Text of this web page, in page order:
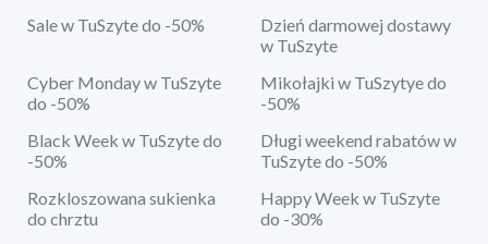
Sale w TuSzyte do -50%
Dzień darmowej dostawy
w TuSzyte
Cyber Monday w TuSzyte
do -50%
Mikołajki w TuSzytye do
-50%
Black Week w TuSzyte do
-50%
Długi weekend rabatów w
TuSzyte do -50%
Rozkloszowana sukienka
do chrztu
Happy Week w TuSzyte
do -30%